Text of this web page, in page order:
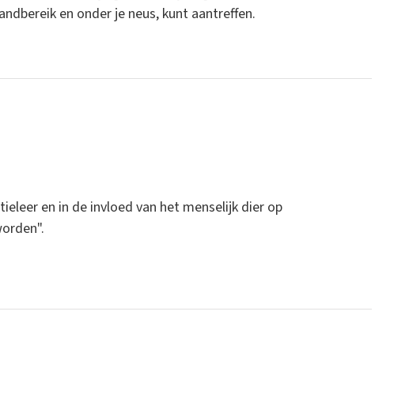
en onder je neus, kunt aantreffen.
en in de invloed van het menselijk dier op